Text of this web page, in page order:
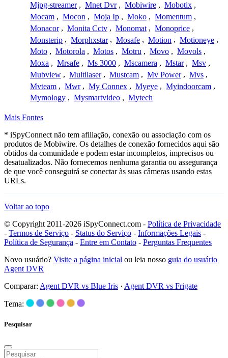
Mjpg-streamer , Mnet Dvr , Mobiwire , Mobotix ,
Mocam , Mocon , Moja Ip , Moko , Momentum ,
Monacor , Monita Cctv , Monomat , Monoprice ,
Monsterip , Morphxstar , Mosafe , Motion , Motioneye ,
Moto , Motorola , Motos , Motru , Movo , Movols ,
Moxa , Mrsafe , Ms 3000 , Mscamera , Mstar , Msv ,
Mubview , Multilaser , Mustcam , Mv Power , Mvs ,
Mvteam , Mwr , My Connex , Myeye , Myindoorcam ,
Mymology , Mysmartvideo , Mytech
Mais Fontes
* iSpyConnect não tem afiliação, conexão ou associação com os
produtos de Mobiwire. Os detalhes de conexão fornecidos aqui são
obtidos da comunidade e podem estar incompletos, imprecisos ou
desatualizados. Não fornecemos nenhuma garantia ou assegurança
de que você conseguirá se conectar às suas câmeras usando estas
URLs.
Voltar ao topo
© Copyright 2011-2026 iSpyConnect.com - Política de Privacidade
- Termos de Serviço - Status do Serviço - Informações Legais -
Política de Segurança - Entre em Contato - Perguntas Frequentes
Novo usuário? Visite a página inicial ou leia nosso guia do usuário
Agent DVR
Comparar: Agent DVR vs Blue Iris · Agent DVR vs Frigate
Tema:
Pesquisar